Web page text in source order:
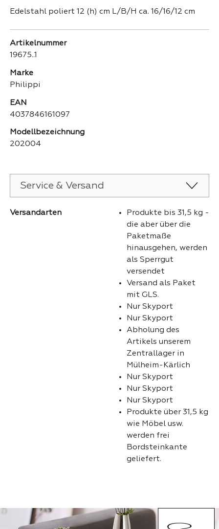
Edelstahl poliert 12 (h) cm L/B/H ca. 16/16/12 cm
Artikelnummer
19675..1
Marke
Philippi
EAN
4037846161097
Modellbezeichnung
202004
Service & Versand
Versandarten
Produkte bis 31,5 kg -
die aber über die
Paketmaße
hinausgehen, werden
als Sperrgut
versendet
Versand als Paket
mit GLS.
Nur Skyport
Nur Skyport
Abholung des
Artikels unserem
Zentrallager in
Mülheim-Kärlich
Nur Skyport
Nur Skyport
Nur Skyport
Produkte über 31,5 kg
wie Möbel usw.
werden frei
Bordsteinkante
geliefert.